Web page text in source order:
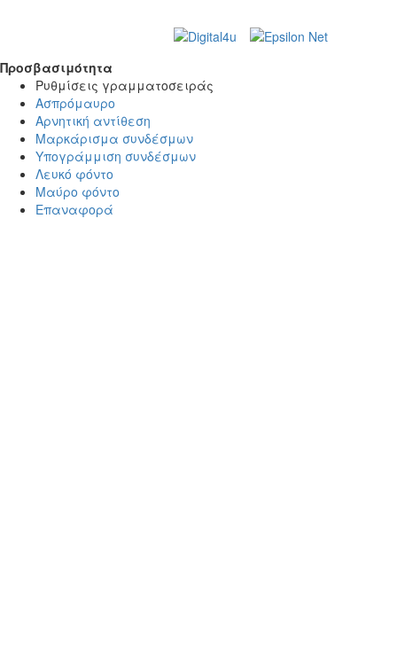
Προσβασιμότητα
Προσβασιμότητα
Ρυθμίσεις γραμματοσειράς
Ασπρόμαυρο
Αρνητική αντίθεση
Μαρκάρισμα συνδέσμων
Υπογράμμιση συνδέσμων
Λευκό φόντο
Μαύρο φόντο
Επαναφορά